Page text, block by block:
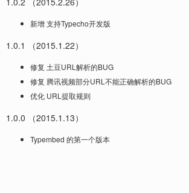
新增 支持Typecho开发版
1.0.1 （2015.1.22）
修复 土豆URL解析的BUG
修复 腾讯视频部分URL不能正确解析的BUG
优化 URL提取规则
1.0.0 （2015.1.13）
Typembed 的第一个版本